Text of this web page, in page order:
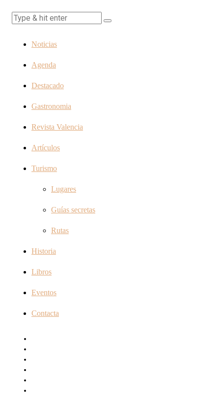
Noticias
Agenda
Destacado
Gastronomia
Revista Valencia
Artículos
Turismo
Lugares
Guías secretas
Rutas
Historia
Libros
Eventos
Contacta